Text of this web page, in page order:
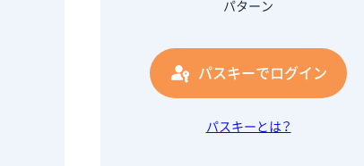
パターン
パスキーでログイン
パスキーとは？